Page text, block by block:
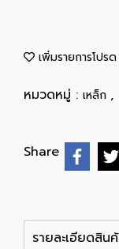
เพิ่มรายการโปรด
หมวดหมู่ : เหล็ก ,
Share
รายละเอียดสิน